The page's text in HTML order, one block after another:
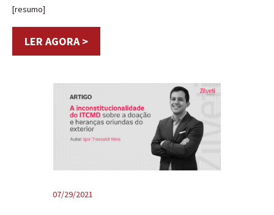
[resumo]
LER AGORA >
07/29/2021